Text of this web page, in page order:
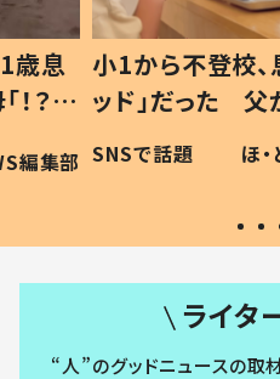
歳息
？」
編集部
小1から不登校、
ッド」だった
作り続ける理由
#令和の子
SNSで話題 ほ
ライタ
“人”のグッドニュースの取